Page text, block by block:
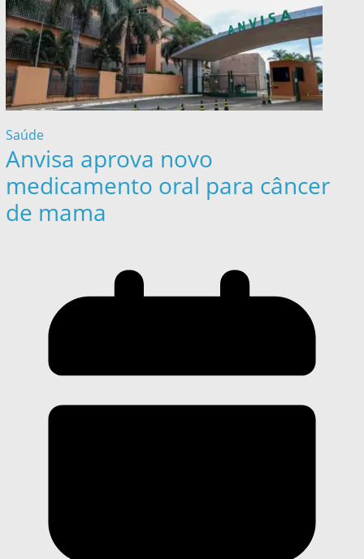
Saúde
Anvisa aprova novo
medicamento oral para câncer
de mama